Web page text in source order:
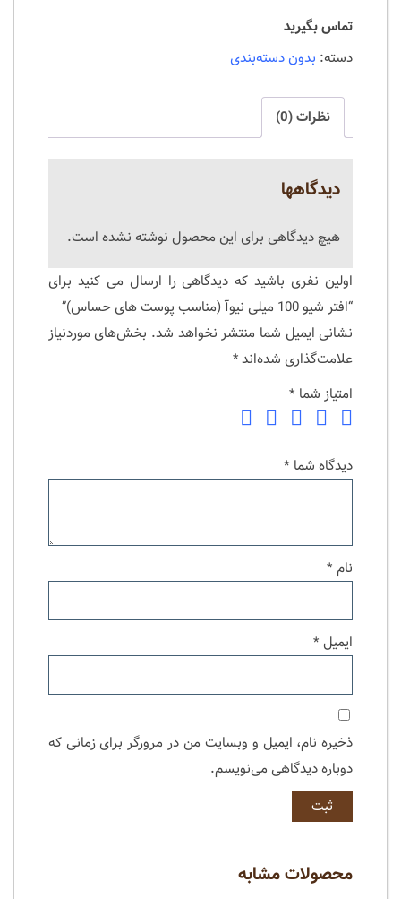
تماس بگیرید
دسته: بدون دسته‌بندی
نظرات (0)
دیدگاهها
هیچ دیدگاهی برای این محصول نوشته نشده است.
اولین نفری باشید که دیدگاهی را ارسال می کنید برای
“افتر شیو 100 میلی نیوآ (مناسب پوست های حساس)”
نشانی ایمیل شما منتشر نخواهد شد. بخش‌های موردنیاز
علامت‌گذاری شده‌اند*
امتیاز شما *
دیدگاه شما *
نام *
ایمیل *
ذخیره نام، ایمیل و وبسایت من در مرورگر برای زمانی که
دوباره دیدگاهی می‌نویسم.
محصولات مشابه